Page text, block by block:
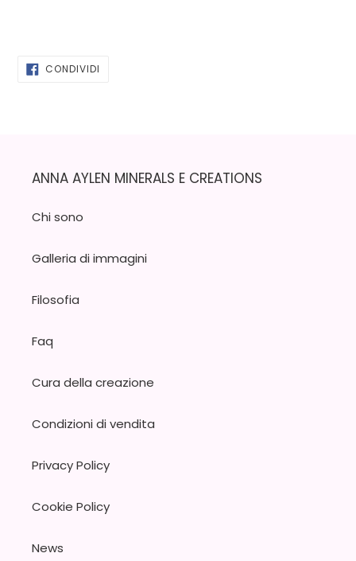
CONDIVIDI
ANNA AYLEN MINERALS E CREATIONS
Chi sono
Galleria di immagini
Filosofia
Faq
Cura della creazione
Condizioni di vendita
Privacy Policy
Cookie Policy
News